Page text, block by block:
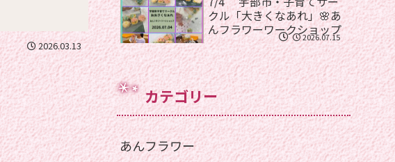
2026.03.13
クル「大きくなあれ」🌸あ
んフラワーワークショップ
2026.07.15
カテゴリー
あんフラワー